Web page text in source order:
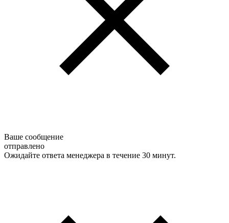
Ваше сообщение
отправлено
Ожидайте ответа менеджера в течение 30 минут.